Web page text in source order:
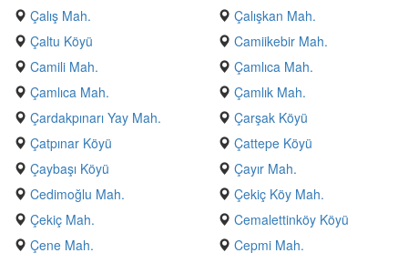
Çalış Mah.
Çalışkan Mah.
Çaltu Köyü
Camiikebir Mah.
Camili Mah.
Çamlıca Mah.
Çamlıca Mah.
Çamlık Mah.
Çardakpınarı Yay Mah.
Çarşak Köyü
Çatpınar Köyü
Çattepe Köyü
Çaybaşı Köyü
Çayır Mah.
Cedimoğlu Mah.
Çekiç Köy Mah.
Çekiç Mah.
Cemalettinköy Köyü
Çene Mah.
Cepmi Mah.